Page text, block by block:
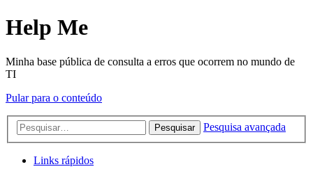
Help Me
Minha base pública de consulta a erros que ocorrem no mundo de
TI
Pular para o conteúdo
Pesquisar Pesquisa avançada
Links rápidos